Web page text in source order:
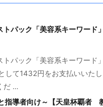
トパック「美容系キーワード
トパック「美容系キーワード
して1432円をお支払いいた
だ ...
指導者向け～【天皇杯覇者